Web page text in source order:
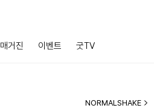
매거진 이벤트 굿TV
NORMALSHAKE